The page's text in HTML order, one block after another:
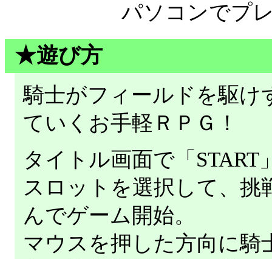
パソコンでプ
★遊び方
騎士がフィールドを駆け
ていくお手軽ＲＰＧ！
タイトル画面で「
スロットを選択して、挑
んでゲーム開始。
マウスを押した方向に騎